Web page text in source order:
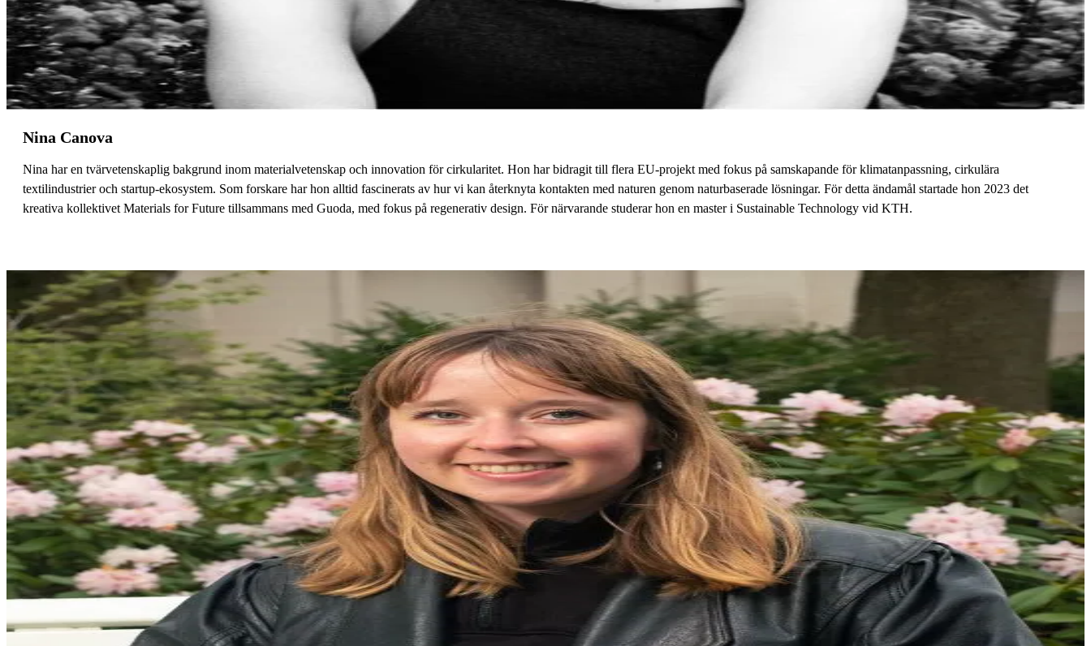
Nina Canova
Nina har en tvärvetenskaplig bakgrund inom materialvetenskap och innovation för cirkularitet. Hon har bidragit till flera EU-projekt med fokus på samskapande för klimatanpassning, cirkulära
textilindustrier och startup-ekosystem. Som forskare har hon alltid fascinerats av hur vi kan återknyta kontakten med naturen genom naturbaserade lösningar. För detta ändamål startade hon 2023 det
kreativa kollektivet Materials for Future tillsammans med Guoda, med fokus på regenerativ design. För närvarande studerar hon en master i Sustainable Technology vid KTH.